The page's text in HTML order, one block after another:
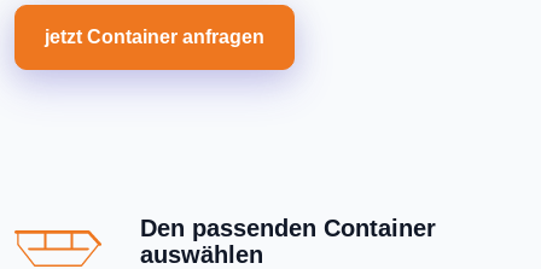
jetzt Container anfragen
Den passenden Container
auswählen